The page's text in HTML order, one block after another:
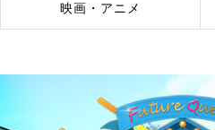
映画・アニメ